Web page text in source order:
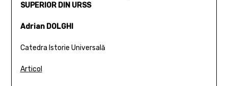
SUPERIOR DIN URSS
Adrian DOLGHI
Catedra Istorie Universală
Articol